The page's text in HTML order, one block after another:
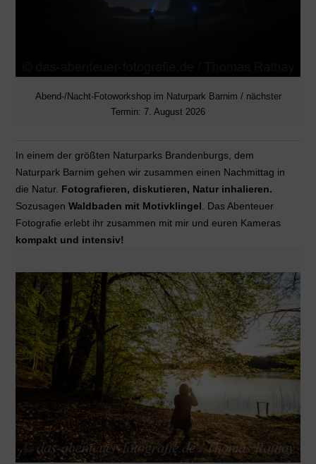
Abend-/Nacht-Fotoworkshop im Naturpark Barnim / nächster
Termin: 7. August 2026
In einem der größten Naturparks Brandenburgs, dem
Naturpark Barnim gehen wir zusammen einen Nachmittag in
die Natur. Fotografieren, diskutieren, Natur inhalieren.
Sozusagen Waldbaden mit Motivklingel . Das Abenteuer
Fotografie erlebt ihr zusammen mit mir und euren Kameras
kompakt und intensiv!